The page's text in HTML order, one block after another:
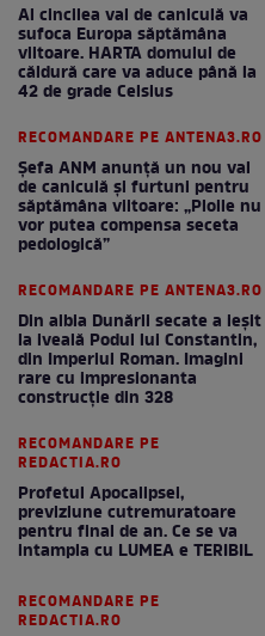
Al cincilea val de caniculă va
sufoca Europa săptămâna
viitoare. HARTA domului de
căldură care va aduce până la
42 de grade Celsius
RECOMANDARE PE ANTENA3.RO
Șefa ANM anunță un nou val
de caniculă și furtuni pentru
săptămâna viitoare: „Ploile nu
vor putea compensa seceta
pedologică”
RECOMANDARE PE ANTENA3.RO
Din albia Dunării secate a ieșit
la iveală Podul lui Constantin,
din Imperiul Roman. Imagini
rare cu impresionanta
construcție din 328
RECOMANDARE PE
REDACTIA.RO
Profetul Apocalipsei,
previziune cutremuratoare
pentru final de an. Ce se va
intampla cu LUMEA e TERIBIL
RECOMANDARE PE
REDACTIA.RO